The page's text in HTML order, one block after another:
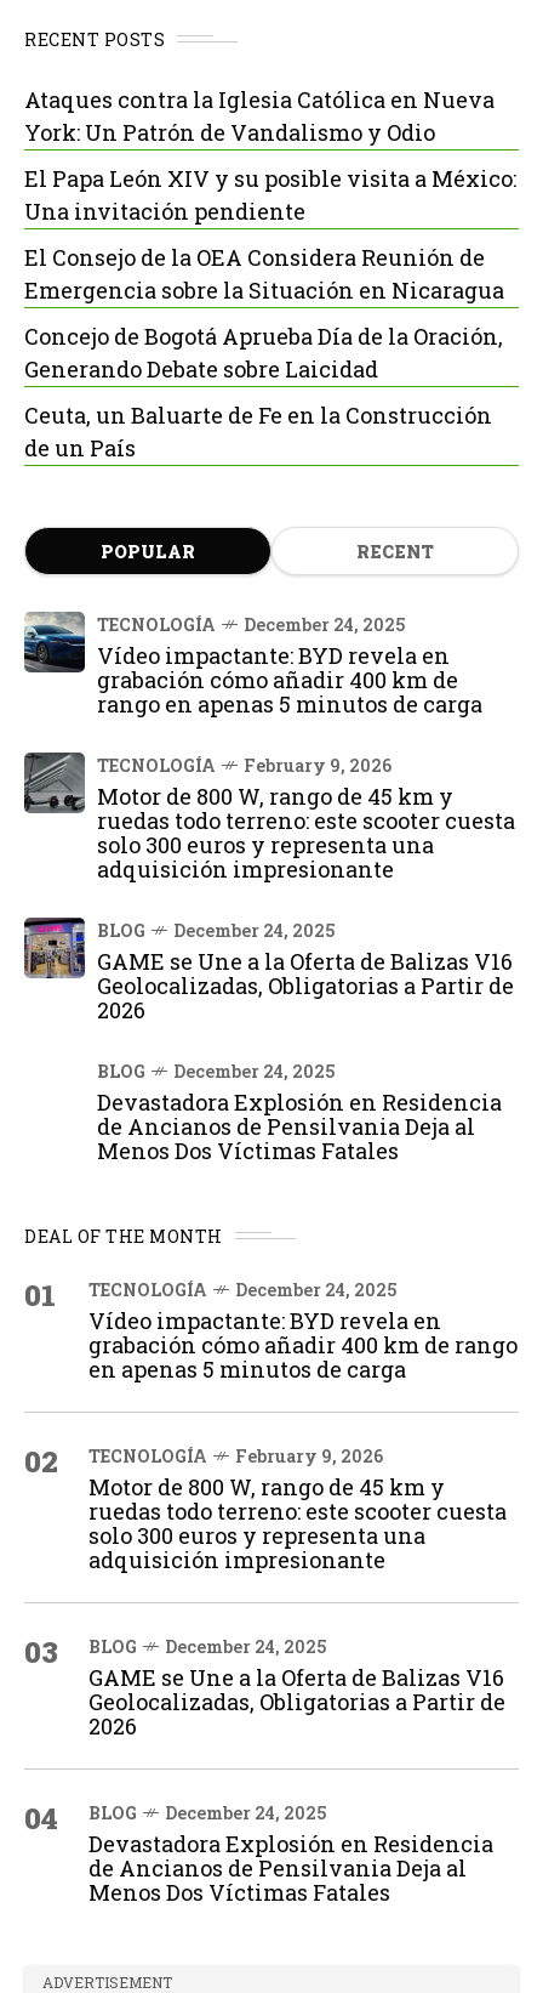
RECENT POSTS
Ataques contra la Iglesia Católica en Nueva
York: Un Patrón de Vandalismo y Odio
El Papa León XIV y su posible visita a México:
Una invitación pendiente
El Consejo de la OEA Considera Reunión de
Emergencia sobre la Situación en Nicaragua
Concejo de Bogotá Aprueba Día de la Oración,
Generando Debate sobre Laicidad
Ceuta, un Baluarte de Fe en la Construcción
de un País
POPULAR RECENT
TECNOLOGÍA December 24, 2025
Vídeo impactante: BYD revela en
grabación cómo añadir 400 km de
rango en apenas 5 minutos de carga
TECNOLOGÍA February 9, 2026
Motor de 800 W, rango de 45 km y
ruedas todo terreno: este scooter cuesta
solo 300 euros y representa una
adquisición impresionante
BLOG December 24, 2025
GAME se Une a la Oferta de Balizas V16
Geolocalizadas, Obligatorias a Partir de
2026
BLOG December 24, 2025
Devastadora Explosión en Residencia
de Ancianos de Pensilvania Deja al
Menos Dos Víctimas Fatales
DEAL OF THE MONTH
01 TECNOLOGÍA December 24, 2025
Vídeo impactante: BYD revela en
grabación cómo añadir 400 km de rango
en apenas 5 minutos de carga
02 TECNOLOGÍA February 9, 2026
Motor de 800 W, rango de 45 km y
ruedas todo terreno: este scooter cuesta
solo 300 euros y representa una
adquisición impresionante
03 BLOG December 24, 2025
GAME se Une a la Oferta de Balizas V16
Geolocalizadas, Obligatorias a Partir de
2026
04 BLOG December 24, 2025
Devastadora Explosión en Residencia
de Ancianos de Pensilvania Deja al
Menos Dos Víctimas Fatales
ADVERTISEMENT